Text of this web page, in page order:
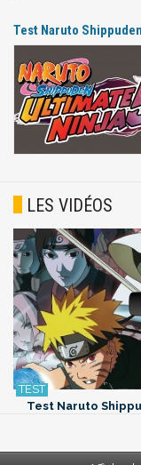
Test Naruto
LES VIDÉOS
Test Naruto